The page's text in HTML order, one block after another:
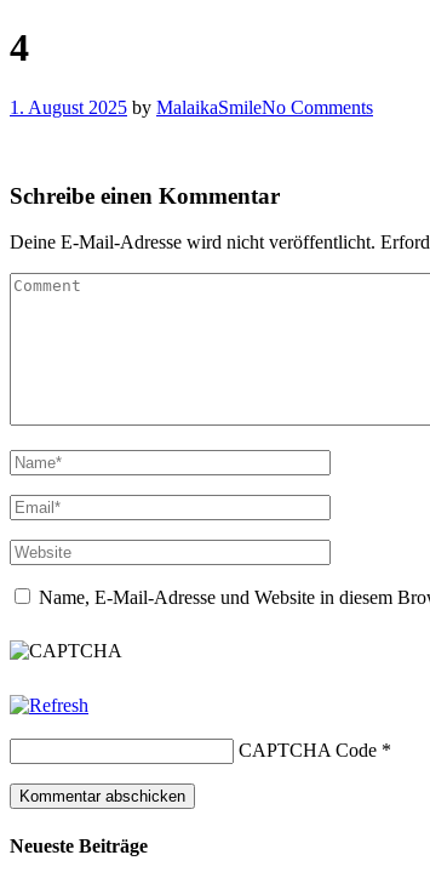
4
1. August 2025 by MalaikaSmileNo Comments
Schreibe einen Kommentar
Deine E-Mail-Adresse wird nicht veröffentlicht.
Name, E-Mail-Adresse und Website in diesem
CAPTCHA Code *
Neueste Beiträge